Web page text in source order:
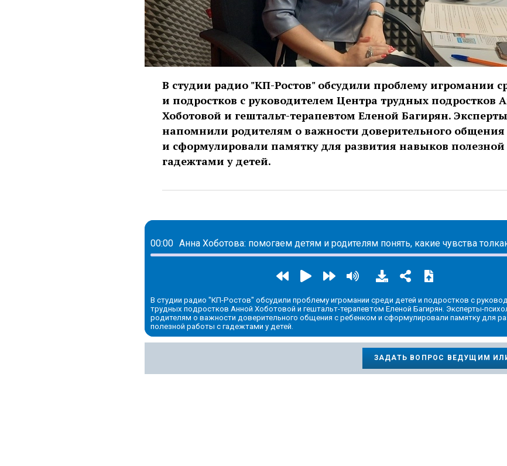
В студии радио "КП-Ростов" обсудили проблему игромании
и подростков с руководителем Центра трудных подростков
Хоботовой и гештальт-терапевтом Еленой Багирян.
напомнили родителям о важности доверительного общения
и сформулировали памятку для развития навыков полезной
гадежтами у детей.
00:00
В студии радио "КП-Ростов" обсудили проблему игромании среди детей и подростков с
трудных подростков Анной Хоботовой и гештальт-терапевтом Еленой Багирян. Эксперты-
родителям о важности доверительного общения с ребенком и сформулировали памятку для
полезной работы с гадежтами у детей.
ЗАДАТЬ ВОПРОС ВЕДУЩИМ